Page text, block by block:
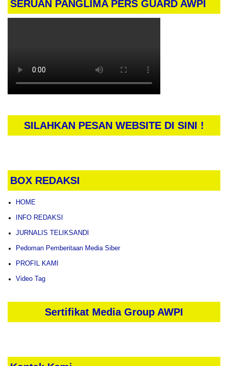
SERUAN PANGLIMA PERS GUARD AWPI
SILAHKAN PESAN WEBSITE DI SINI !
BOX REDAKSI
HOME
INFO REDAKSI
JURNALIS TELIKSANDI
Pedoman Pemberitaan Media Siber
PROFIL KAMI
Video Tag
Sertifikat Media Group AWPI